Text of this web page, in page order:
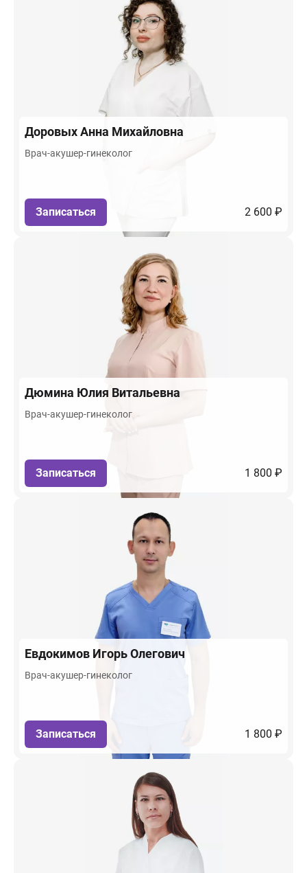
ДоровыхАнна Михайловна
Врач-акушер-гинеколог
Записаться 2 600 ₽
Дюмина Юлия Витальевна
Врач-акушер-гинеколог
Записаться 1 800 ₽
Евдокимов Игорь Олегович
Врач-акушер-гинеколог
Записаться 1 800 ₽